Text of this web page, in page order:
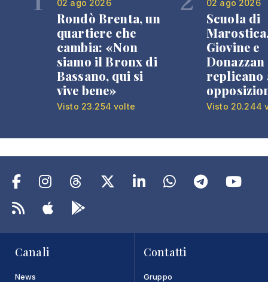
02 ago 2026
Rondò Brenta, un
quartiere che
cambia: «Non
siamo il Bronx di
Bassano, qui si
vive bene»
Visto 23.254 volte
02 ago 2026
Scuola di
Giovine e
Donazzan
replicano
Visto 20.244
Canali
News
Contatti
Gruppo